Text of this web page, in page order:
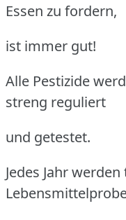
Essen zu fordern,
ist immer gut!
Alle Pestizide
streng reguliert
und getestet.
Jedes Jahr